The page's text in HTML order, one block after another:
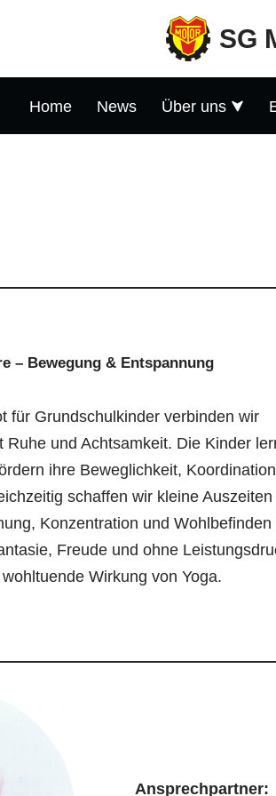
SG
Home News Über uns
– Bewegung & Entspannung
für Grundschulkinder verbinden wir
Ruhe und Achtsamkeit. Die Kinder
ihre Beweglichkeit,
schaffen wir kleine Auszeiten
Konzentration und Wohlbefinden
Freude und ohne
Wirkung von Yoga.
Ansprechpartner: